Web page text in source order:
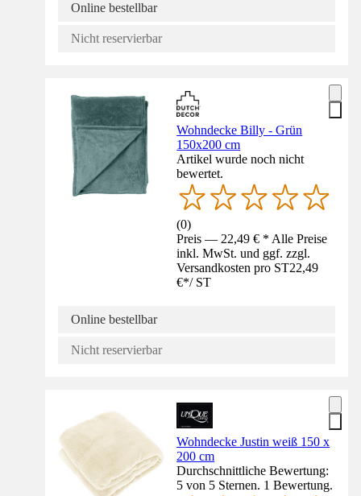
Online bestellbar
Nicht reservierbar
Wohndecke Billy - Grün
150x200 cm
Artikel wurde noch nicht
bewertet.
(0)
Preis — 22,49 € * Alle Preise
inkl. MwSt. und ggf. zzgl.
Versandkosten pro ST22,49
€*/ ST
Online bestellbar
Nicht reservierbar
Wohndecke Justin weiß 150 x
200 cm
Durchschnittliche Bewertung:
5 von 5 Sternen. 1 Bewertung.